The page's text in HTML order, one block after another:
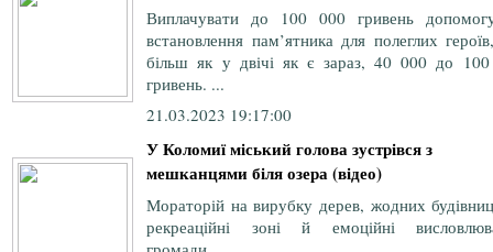
Виплачувати до 100 000 гривень
встановлення пам’ятника для полеглих
більш як у двічі як є зараз, 40 000 до
гривень. ...
21.03.2023 19:17:00
У Коломиї міський голова зустрівся з
мешканцями біля озера (відео)
Мораторій на вирубку дерев, жодних
рекреаційні зоні й емоційні